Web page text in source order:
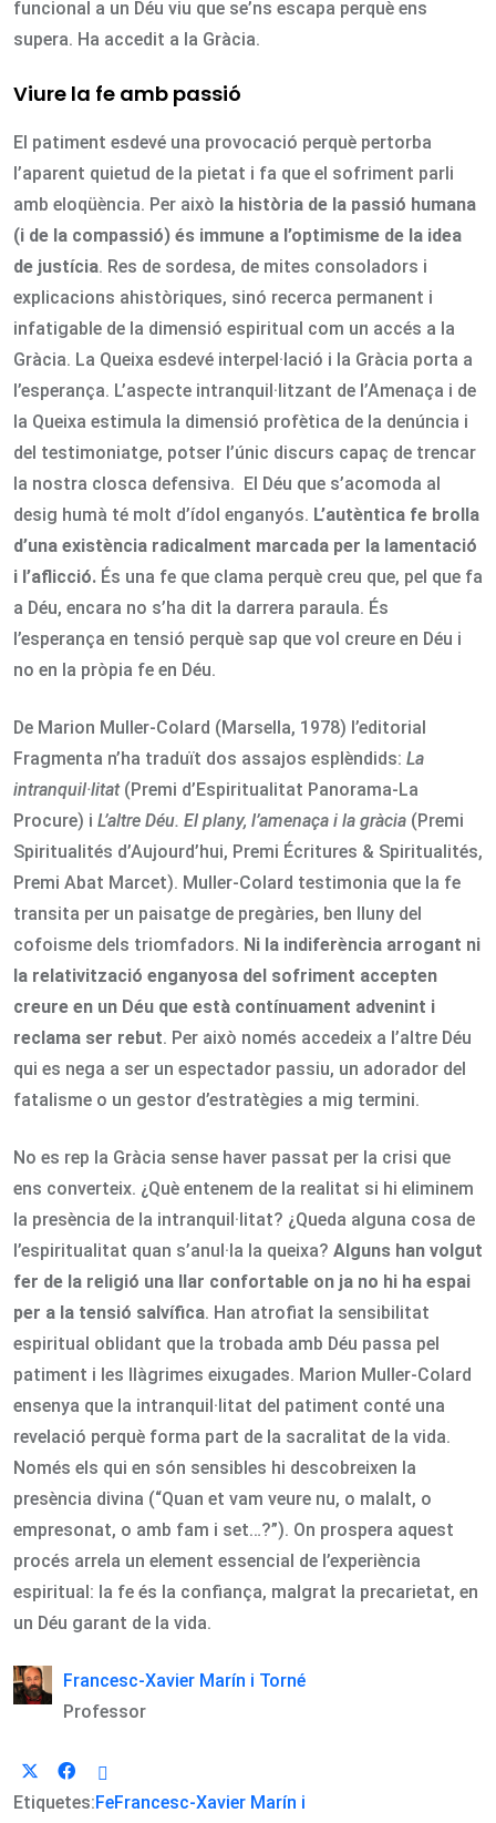
funcional a un Déu viu que se’ns escapa perquè ens
supera. Ha accedit a la Gràcia.
Viure la fe amb passió
El patiment esdevé una provocació perquè pertorba
l’aparent quietud de la pietat i fa que el sofriment parli
amb eloqüència. Per això la història de la passió humana
(i de la compassió) és immune a l’optimisme de la idea
de justícia. Res de sordesa, de mites consoladors i
explicacions ahistòriques, sinó recerca permanent i
infatigable de la dimensió espiritual com un accés a la
Gràcia. La Queixa esdevé interpel·lació i la Gràcia porta a
l’esperança. L’aspecte intranquil·litzant de l’Amenaça i de
la Queixa estimula la dimensió profètica de la denúncia i
del testimoniatge, potser l’únic discurs capaç de trencar
la nostra closca defensiva. El Déu que s’acomoda al
desig humà té molt d’ídol enganyós. L’autèntica fe brolla
d’una existència radicalment marcada per la lamentació
i l’aflicció. És una fe que clama perquè creu que, pel que fa
a Déu, encara no s’ha dit la darrera paraula. És
l’esperança en tensió perquè sap que vol creure en Déu i
no en la pròpia fe en Déu.
De Marion Muller-Colard (Marsella, 1978) l’editorial
Fragmenta n’ha traduït dos assajos esplèndids: La
intranquil·litat(Premi d’Espiritualitat Panorama-La
Procure) i L’altre Déu. El plany, l’amenaça i la gràcia (Premi
Spiritualités d’Aujourd’hui, Premi Écritures & Spiritualités,
Premi Abat Marcet). Muller-Colard testimonia que la fe
transita per un paisatge de pregàries, ben lluny del
cofoisme dels triomfadors. Ni la indiferència arrogant ni
la relativització enganyosa del sofriment accepten
creure en un Déu que està contínuament advenint i
reclama ser rebut. Per això només accedeix a l’altre Déu
qui es nega a ser un espectador passiu, un adorador del
fatalisme o un gestor d’estratègies a mig termini.
No es rep la Gràcia sense haver passat per la crisi que
ens converteix. ¿Què entenem de la realitat si hi eliminem
la presència de la intranquil·litat? ¿Queda alguna cosa de
l’espiritualitat quan s’anul·la la queixa? Alguns han volgut
fer de la religió una llar confortable on ja no hi ha espai
per a la tensió salvífica. Han atrofiat la sensibilitat
espiritual oblidant que la trobada amb Déu passa pel
patiment i les llàgrimes eixugades. Marion Muller-Colard
ensenya que la intranquil·litat del patiment conté una
revelació perquè forma part de la sacralitat de la vida.
Només els qui en són sensibles hi descobreixen la
presència divina (“Quan et vam veure nu, o malalt, o
empresonat, o amb fam i set…?”). On prospera aquest
procés arrela un element essencial de l’experiència
espiritual: la fe és la confiança, malgrat la precarietat, en
un Déu garant de la vida.
Francesc-Xavier Marín i Torné
Professor
Etiquetes:FeFrancesc-Xavier Marín i